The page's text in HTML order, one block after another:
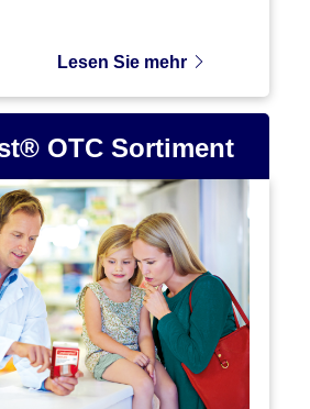
Lesen Sie mehr
OTC Sortiment